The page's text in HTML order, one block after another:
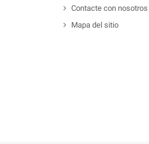
Contacte con nosotros
Mapa del sitio